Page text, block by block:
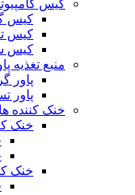
کیس
کیس
کیس
کیس
منبع تغذیه‌
پاور
پاور
خنک کننده ها
خنک
خنک